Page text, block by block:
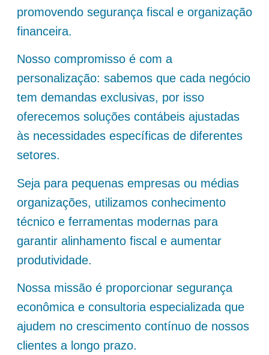
promovendo segurança fiscal e organização
financeira.
Nosso compromisso é com a
personalização: sabemos que cada negócio
tem demandas exclusivas, por isso
oferecemos soluções contábeis ajustadas
às necessidades específicas de diferentes
setores.
Seja para pequenas empresas ou médias
organizações, utilizamos conhecimento
técnico e ferramentas modernas para
garantir alinhamento fiscal e aumentar
produtividade.
Nossa missão é proporcionar segurança
econômica e consultoria especializada que
ajudem no crescimento contínuo de nossos
clientes a longo prazo.